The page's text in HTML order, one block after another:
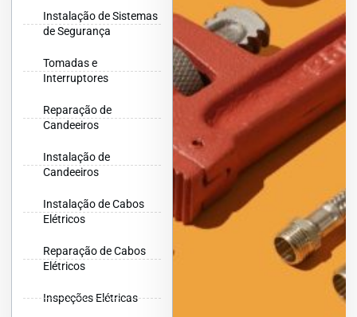
Instalação de Sistemas
de Segurança
Tomadas e
Interruptores
Reparação de
Candeeiros
Instalação de
Candeeiros
Instalação de Cabos
Elétricos
Reparação de Cabos
Elétricos
Inspeções Elétricas